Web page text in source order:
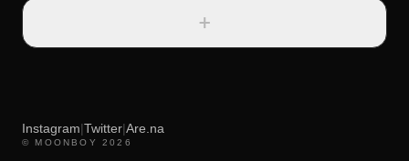
+
Instagram|Twitter|Are.na
© MOONBOY 2026